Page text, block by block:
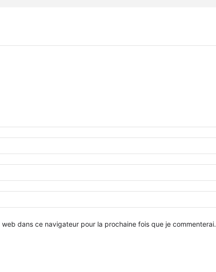
dans ce navigateur pour la prochaine fois que je commenterai.